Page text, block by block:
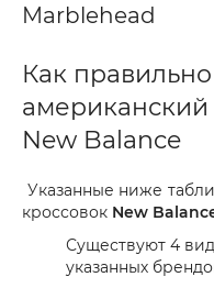
Marblehead
Как
New Balance
Указанные ниже
кроссовок New
Существуют 4
указанных